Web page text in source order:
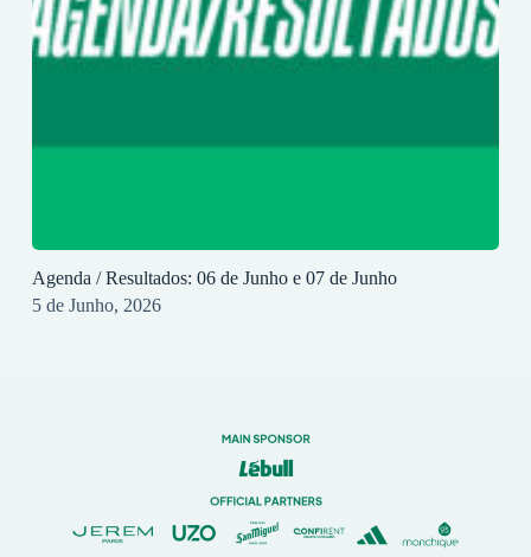
Agenda / Resultados: 06 de Junho e 07 de Junho
5 de Junho, 2026